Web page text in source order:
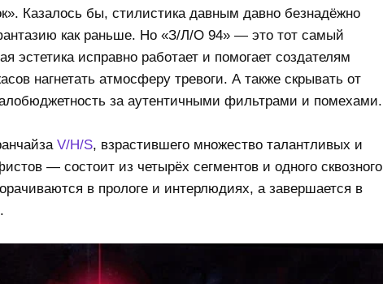
Казалось бы, стилистика давным давно безнадёжно
как раньше. Но «З/Л/О 94» — это тот самый
эстетика исправно работает и помогает создателям
нагнетать атмосферу тревоги. А также скрывать от
за аутентичными фильтрами и помехами.
V/H/S, взрастившего множество талантливых и
— состоит из четырёх сегментов и одного сквозного
в прологе и интерлюдиях, а завершается в